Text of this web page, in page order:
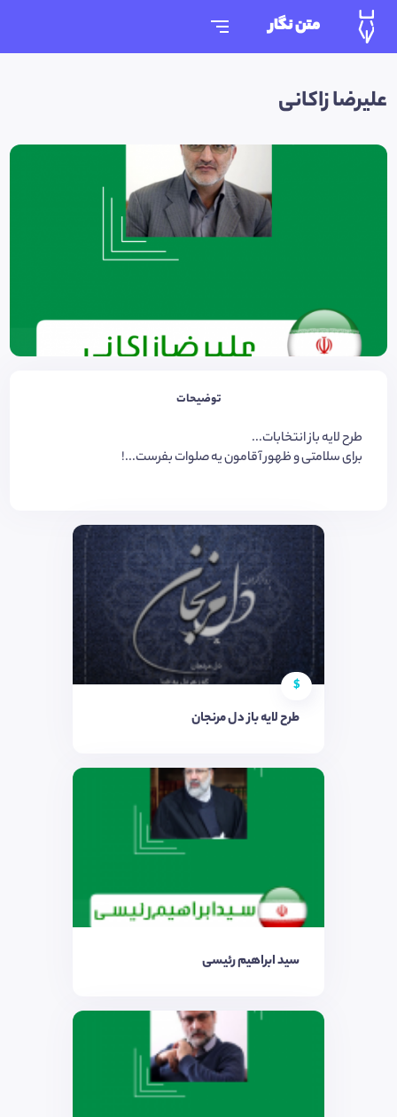
متن نگار
علیرضا زاکانی
توضیحات
طرح لایه باز انتخابات...
برای سلامتی و ظهور آقامون یه صلوات بفرست...!
$
طرح لایه باز دل مرنجان
سید ابراهیم رئیسی